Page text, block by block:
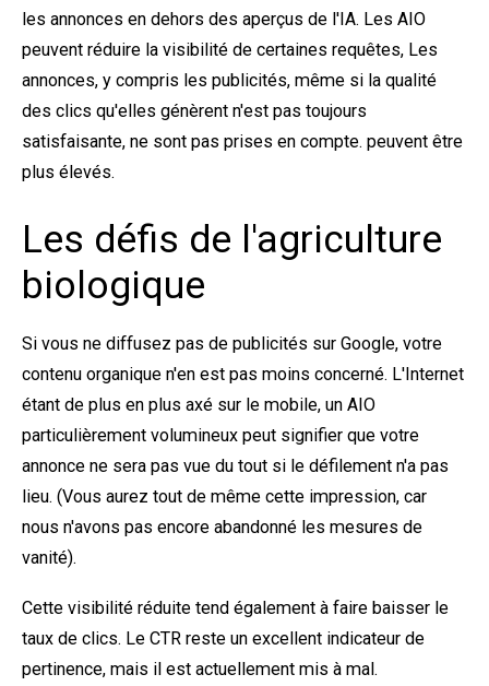
les annonces en dehors des aperçus de l'IA. Les AIO
peuvent réduire la visibilité de certaines requêtes, Les
annonces, y compris les publicités, même si la qualité
des clics qu'elles génèrent n'est pas toujours
satisfaisante, ne sont pas prises en compte. peuvent être
plus élevés.
Les défis de l'agriculture
biologique
Si vous ne diffusez pas de publicités sur Google, votre
contenu organique n'en est pas moins concerné. L'Internet
étant de plus en plus axé sur le mobile, un AIO
particulièrement volumineux peut signifier que votre
annonce ne sera pas vue du tout si le défilement n'a pas
lieu. (Vous aurez tout de même cette impression, car
nous n'avons pas encore abandonné les mesures de
vanité).
Cette visibilité réduite tend également à faire baisser le
taux de clics. Le CTR reste un excellent indicateur de
pertinence, mais il est actuellement mis à mal.